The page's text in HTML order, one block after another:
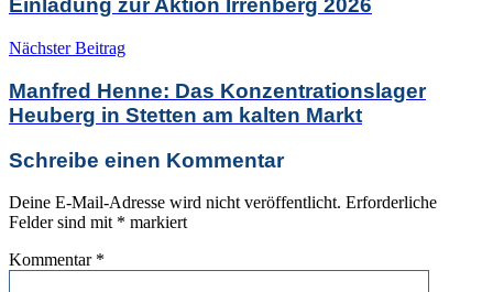
Einladung zur Aktion Irrenberg 2026
Nächster Beitrag
Manfred Henne: Das Konzentrationslager
Heuberg in Stetten am kalten Markt
Schreibe einen Kommentar
Deine E-Mail-Adresse wird nicht veröffentlicht. Erforderliche
Felder sind mit * markiert
Kommentar *